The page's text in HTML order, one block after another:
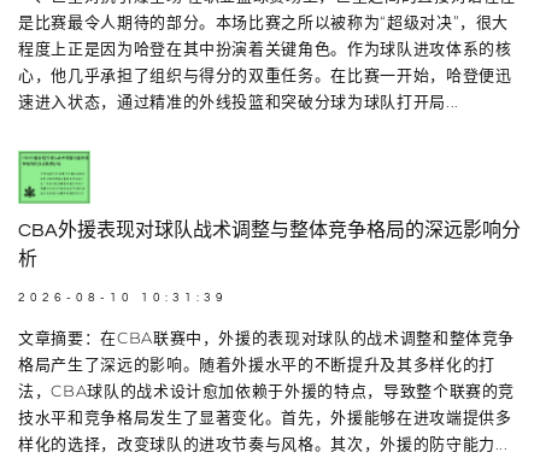
是比赛最令人期待的部分。本场比赛之所以被称为“超级对决”，很大
程度上正是因为哈登在其中扮演着关键角色。作为球队进攻体系的核
心，他几乎承担了组织与得分的双重任务。在比赛一开始，哈登便迅
速进入状态，通过精准的外线投篮和突破分球为球队打开局...
CBA外援表现对球队战术调整与整体竞争格局的深远影响分
析
2026-08-10 10:31:39
文章摘要：在CBA联赛中，外援的表现对球队的战术调整和整体竞争
格局产生了深远的影响。随着外援水平的不断提升及其多样化的打
法，CBA球队的战术设计愈加依赖于外援的特点，导致整个联赛的竞
技水平和竞争格局发生了显著变化。首先，外援能够在进攻端提供多
样化的选择，改变球队的进攻节奏与风格。其次，外援的防守能力...